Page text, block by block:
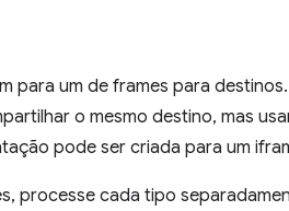
para um de frames para
o mesmo destino, mas
pode ser criada para um
processe cada tipo